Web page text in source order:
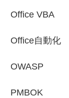
Office VBA
Office自動化
OWASP
PMBOK